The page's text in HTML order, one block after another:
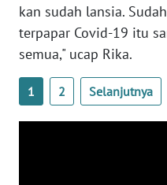
kan sudah lansia.
terpapar Covid-19 itu
semua," ucap Rika.
1 2 Selanjutnya
WN
PAPUA
WN
PAPUA